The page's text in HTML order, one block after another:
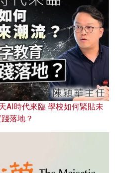
AI時代來臨 學校如何緊貼未
落地？